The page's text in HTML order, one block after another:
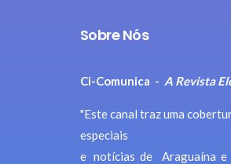
Sobre Nós
Ci-Comunica - A Revista
"Este canal traz uma
especiais
e notícias de Araguaína